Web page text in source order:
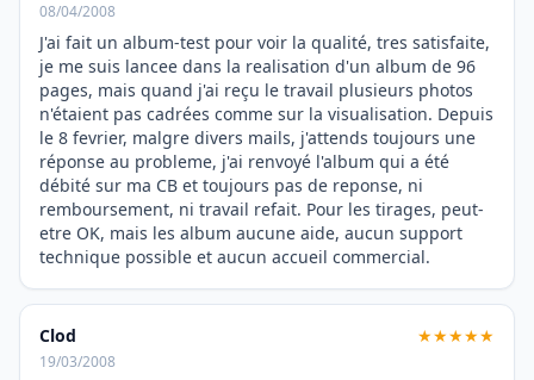
08/04/2008
J'ai fait un album-test pour voir la qualité, tres satisfaite,
je me suis lancee dans la realisation d'un album de 96
pages, mais quand j'ai reçu le travail plusieurs photos
n'étaient pas cadrées comme sur la visualisation. Depuis
le 8 fevrier, malgre divers mails, j'attends toujours une
réponse au probleme, j'ai renvoyé l'album qui a été
débité sur ma CB et toujours pas de reponse, ni
remboursement, ni travail refait. Pour les tirages, peut-
etre OK, mais les album aucune aide, aucun support
technique possible et aucun accueil commercial.
Clod ★★★★★
19/03/2008